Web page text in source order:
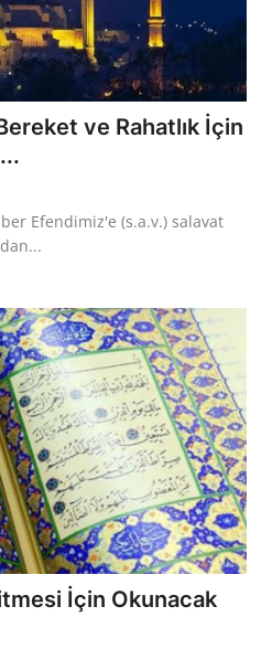
ve Rahatlık İçin
Efendimiz'e (s.a.v.) salavat
İçin Okunacak